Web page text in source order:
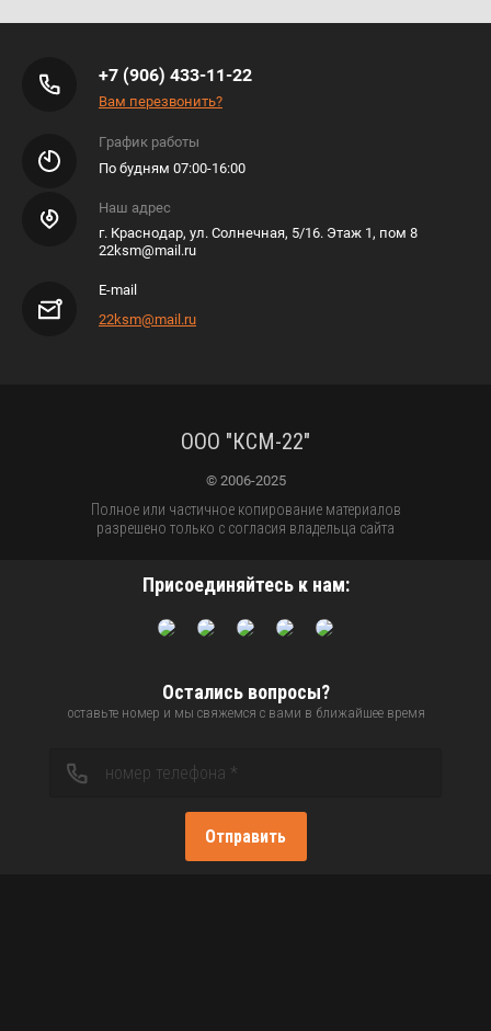
+7 (906) 433-11-22
Вам перезвонить?
График работы
По будням 07:00-16:00
Наш адрес
г. Краснодар, ул. Солнечная, 5/16. Этаж 1, пом 8
22ksm@mail.ru
E-mail
22ksm@mail.ru
ООО "КСМ-22"
© 2006-2025
Полное или частичное копирование материалов
разрешено только с согласия владельца сайта
Присоединяйтесь к нам:
Остались вопросы?
оставьте номер и мы свяжемся с вами в ближайшее время
Отправить